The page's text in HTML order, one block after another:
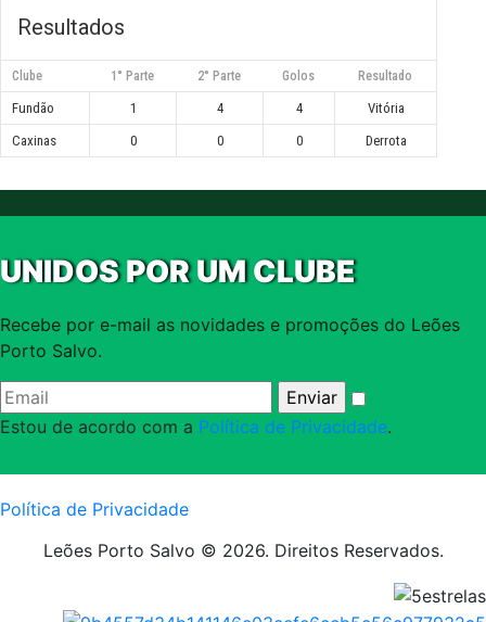
Resultados
Clube 1° Parte 2° Parte Golos Resultado
Fundão 1 4 4
Vitória
Caxinas
0 0 0 Derrota
UNIDOS POR UM CLUBE
Recebe por e-mail as novidades e promoções do Leões
Porto Salvo.
Estou de acordo com a Política de Privacidade.
Política de Privacidade
Leões Porto Salvo © 2026. Direitos Reservados.